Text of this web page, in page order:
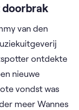
doorbrak
van den
ontdekte
nieuwe
vondst was
meer Wannes